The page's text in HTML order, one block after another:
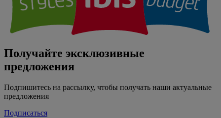
Получайте эксклюзивные
предложения
Подпишитесь на рассылку, чтобы получать наши актуальные
предложения
Подписаться